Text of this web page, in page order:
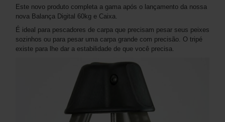
Este novo produto completa a gama após o lançamento da nossa
nova Balança Digital 60kg e Caixa.
É ideal para pescadores de carpa que precisam pesar seus peixes
sozinhos ou para pesar uma carpa grande com precisão. O tripé
existe para lhe dar a estabilidade de que você precisa.